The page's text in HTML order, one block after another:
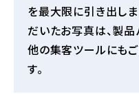
を最大限に引き出し
だいたお写真は、製品
他の集客ツールにも
す。